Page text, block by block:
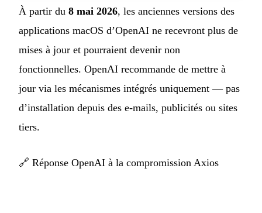
À partir du 8 mai 2026, les anciennes versions des
applications macOS d’OpenAI ne recevront plus de
mises à jour et pourraient devenir non
fonctionnelles. OpenAI recommande de mettre à
jour via les mécanismes intégrés uniquement — pas
d’installation depuis des e-mails, publicités ou sites
tiers.
🔗 Réponse OpenAI à la compromission Axios